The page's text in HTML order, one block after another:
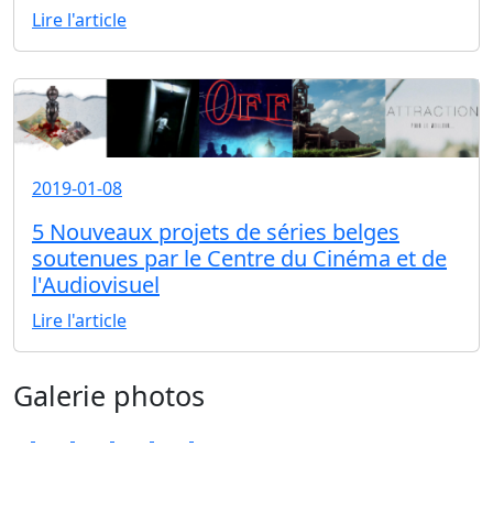
Lire l'article
2019-01-08
5 Nouveaux projets de séries belges
soutenues par le Centre du Cinéma et de
l'Audiovisuel
Lire l'article
Galerie photos